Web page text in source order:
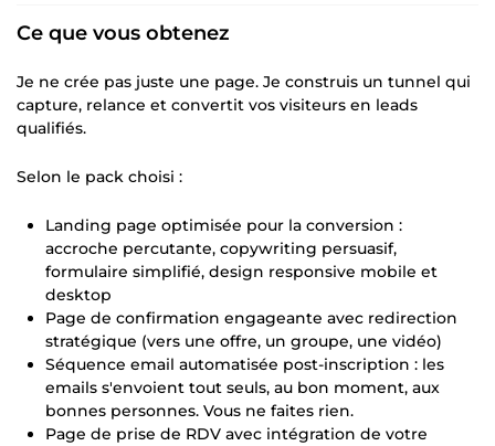
Ce que vous obtenez
Je ne crée pas juste une page. Je construis un tunnel qui
capture, relance et convertit vos visiteurs en leads
qualifiés.
Selon le pack choisi :
Landing page optimisée pour la conversion :
accroche percutante, copywriting persuasif,
formulaire simplifié, design responsive mobile et
desktop
Page de confirmation engageante avec redirection
stratégique (vers une offre, un groupe, une vidéo)
Séquence email automatisée post-inscription : les
emails s'envoient tout seuls, au bon moment, aux
bonnes personnes. Vous ne faites rien.
Page de prise de RDV avec intégration de votre